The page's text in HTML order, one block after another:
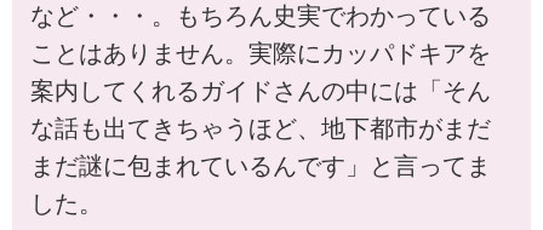
など・・・。もちろん史実でわかっている
ことはありません。実際にカッパドキアを
案内してくれるガイドさんの中には「そん
な話も出てきちゃうほど、地下都市がまだ
まだ謎に包まれているんです」と言ってま
した。